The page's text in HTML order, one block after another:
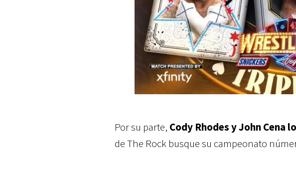
Por su parte, Cody Rhodes y John Cena
de The Rock busque su campeonato